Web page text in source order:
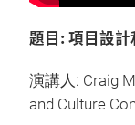
題目: 項目設
演講人: Craig
and Culture